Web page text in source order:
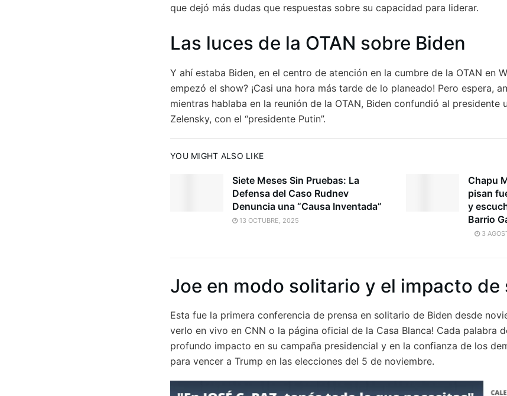
que dejó más dudas que respuestas sobre su capacidad para liderar.
Las luces de la OTAN sobre Biden
Y ahí estaba Biden, en el centro de atención en la cumbre de la OTAN en
empezó el show? ¡Casi una hora más tarde de lo planeado! Pero espera,
mientras hablaba en la reunión de la OTAN, Biden confundió al presidente
Zelensky, con el “presidente Putin”.
YOU MIGHT ALSO LIKE
Siete Meses Sin Pruebas: La
Defensa del Caso Rudnev
Denuncia una “Causa Inventada”
13 OCTUBRE, 2025
Chapu
pisan
y
Barrio
3
Joe en modo solitario y el impacto de
Esta fue la primera conferencia de prensa en solitario de Biden desde
verlo en vivo en CNN o la página oficial de la Casa Blanca! Cada palabra
profundo impacto en su campaña presidencial y en la confianza de los
para vencer a Trump en las elecciones del 5 de noviembre.